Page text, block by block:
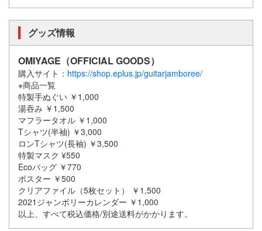
グッズ情報
OMIYAGE（OFFICIAL GOODS）
購入サイト： https://shop.eplus.jp/guitarjamboree/
※商品一覧
特製手ぬぐい ￥1,000
湯吞み ￥1,500
マフラータオル ￥1,000
Tシャツ(半袖) ￥3,000
ロンTシャツ(長袖) ￥3,500
特製マスク ¥550
Ecoバッグ ￥770
ポスター ￥500
クリアファイル（5枚セット） ￥1,500
2021ジャンボリーカレンダー ￥1,000
以上、すべて税込価格/別途送料がかかります。